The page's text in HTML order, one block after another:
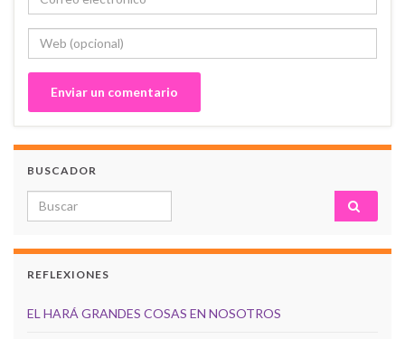
BUSCADOR
Search for:
REFLEXIONES
EL HARÁ GRANDES COSAS EN NOSOTROS